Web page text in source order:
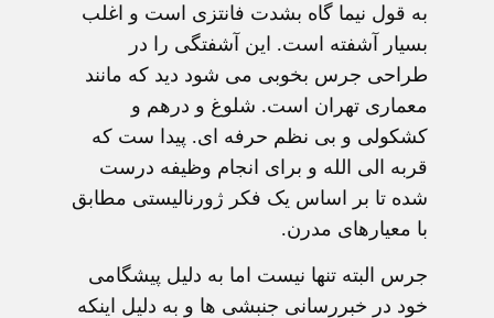
به قول نیما گاه بشدت فانتزی است و اغلب
بسیار آشفته است. این آشفتگی را در
طراحی جرس بخوبی می شود دید که مانند
معماری تهران است. شلوغ و درهم و
کشکولی و بی نظم حرفه ای. پیدا ست که
قربه الی الله و برای انجام وظیفه درست
شده تا بر اساس یک فکر ژورنالیستی مطابق
با معیارهای مدرن.
جرس البته تنها نیست اما به دلیل پیشگامی
خود در خبررسانی جنبشی ها و به دلیل اینکه